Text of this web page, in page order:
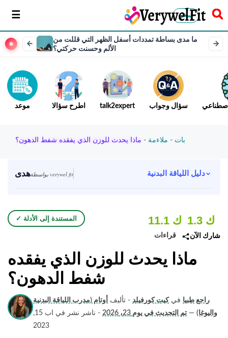
سخر
ما مدى بساطة تمددات أسفل الظهر التي قللت من
الألم وحسنت حركتي؟
موعد اطرح سؤالا talk2expert سؤال وجواب
بات - ملاءمة - ماذا يحدث للوزن الذي يفقده شفط الدهون؟
هدى بواسطة verywel fit دليل اللياقة البدنية
✓ المستندة إلى الأدلة 11.1 ك
قراءات
1.3 ك
شارك الآن
ماذا يحدث للوزن الذي يفقده
شفط الدهون؟
راجع طبيا في كيت كورفيلد - تأليف
أوتام (مدرب اللياقة البدنية
واليوغا) — تم التحديث في يوم 23، 2026
- ناشر نشر في اب 15,
2023